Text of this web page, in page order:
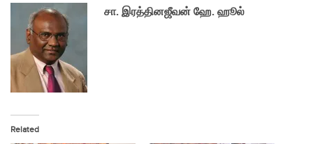
சா. இரத்தினஜீவன் ஹே. ஹூல்
Related